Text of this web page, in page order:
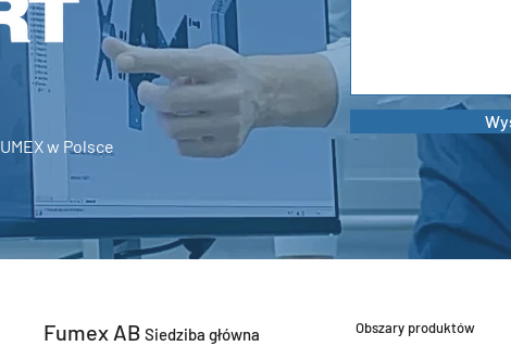
w Polsce
Fumex AB Siedziba główna
Obszary produktów